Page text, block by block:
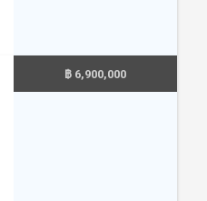
฿ 6,900,000